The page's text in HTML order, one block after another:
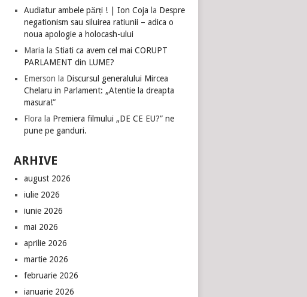
Audiatur ambele părți ! | Ion Coja la Despre
negationism sau siluirea ratiunii – adica o
noua apologie a holocash-ului
Maria laStiati ca avem cel mai CORUPT
PARLAMENT din LUME?
Emerson la Discursul generalului Mircea
Chelaru in Parlament: „Atentie la dreapta
masura!”
Flora la Premiera filmului „DE CE EU?” ne
pune pe ganduri.
ARHIVE
august 2026
iulie 2026
iunie 2026
mai 2026
aprilie 2026
martie 2026
februarie 2026
ianuarie 2026